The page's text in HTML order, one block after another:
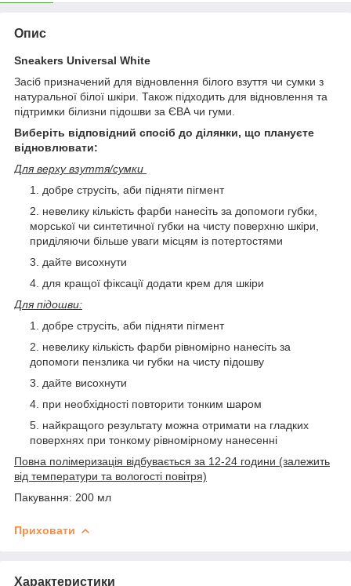
Опис
Sneakers Universal White
Засіб призначений для відновлення білого взуття чи сумки з
натуральної білої шкіри. Також підходить для відновлення та
підтримки білизни підошви за ЄВА чи гуми.
Виберіть відповідний спосіб до ділянки, що плануєте
відновлювати:
Для верху взуття/сумки
добре струсіть, аби підняти пігмент
невелику кількість фарби нанесіть за допомоги губки,
морської чи синтетичної губки на чисту поверхню шкіри,
приділяючи більше уваги місцям із потертостями
дайте висохнути
для кращої фіксації додати крем для шкіри
Для підошви:
добре струсіть, аби підняти пігмент
невелику кількість фарби рівномірно нанесіть за
допомоги пензлика чи губки на чисту підошву
дайте висохнути
при необхідності повторити тонким шаром
найкращого результату можна отримати на гладких
поверхнях при тонкому рівномірному нанесенні
Повна полімеризація відбувається за 12-24 години (залежить
від температури та вологості повітря)
Пакування: 200 мл
Приховати
Характеристики